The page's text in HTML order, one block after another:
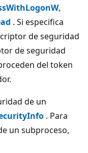
,
. Si especifica
de seguridad
de seguridad
del token
de un
. Para
un subproceso,